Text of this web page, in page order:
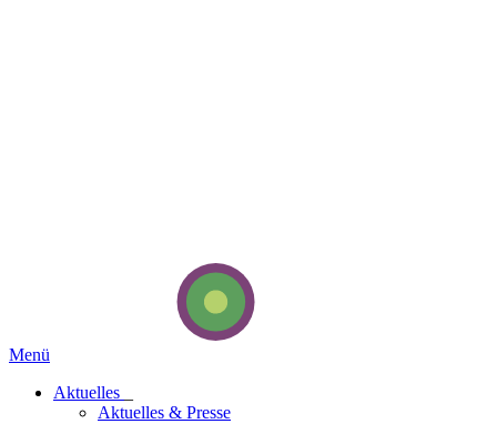
Menü
Aktuelles
Aktuelles & Presse